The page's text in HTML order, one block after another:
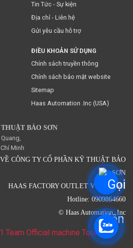
Tin Tức - Sự kiện
Địa chỉ - Liên hệ
Gửi yêu cầu hỗ trợ
ĐIỀU KHOẢN SỬ DỤNG
Chính sách truyền thông
Chính sách bảo mật website
Sitemap
Haas Automation .Inc (USA)
BẢO SƠN
Minh
CÔNG TY CỔ PHẦN KỸ THUẬT BẢO
SƠN
HAAS FACTORY OUTLET VIETNAM.
Hotline: 0909864660
© Haas Automation .Inc